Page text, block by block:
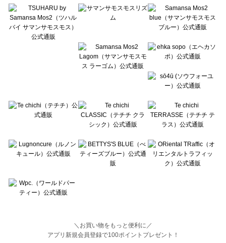
Lugnoncure（ルノンキュール）の一覧
BETTY'S BLUE（べティーズブルー）の一覧
Wpc.（ワールドパーティー）の一覧
＼お買い物をもっと便利に／
アプリ新規会員登録で100ポイントプレゼント！